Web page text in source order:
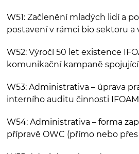
W51: Začlenění mladých lidí a
postavení v rámci bio sektoru a
W52: Výročí 50 let existence
komunikační kampaně
W53: Administrativa – úprava
interního auditu činnosti IFOAM
W54: Administrativa – forma
přípravě OWC (přímo nebo